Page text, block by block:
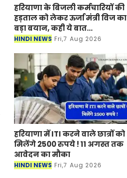
हरियाणा के बिजली कर्मचारियों की
हड़ताल को लेकर ऊर्जा मंत्री विज का
बड़ा बयान, कही ये बात...
HINDI NEWS Fri,7 Aug 2026
हरियाणा में ITI करने वाले छात्रों को
मिलेंगे 2500 रुपये ! 11 अगस्त तक
आवेदन का मौका
HINDI NEWS Fri,7 Aug 2026